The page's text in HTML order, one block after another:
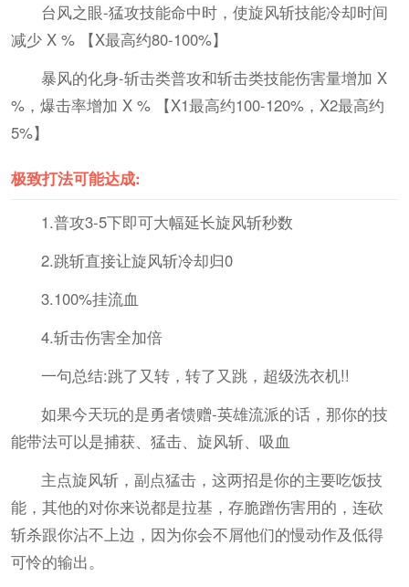
台风之眼-猛攻技能命中时，使旋风斩技能冷却时间
减少 X % 【X最高约80-100%】
暴风的化身-斩击类普攻和斩击类技能伤害量增加 X
%，爆击率增加 X % 【X1最高约100-120%，X2最高约
5%】
极致打法可能达成:
1.普攻3-5下即可大幅延长旋风斩秒数
2.跳斩直接让旋风斩冷却归0
3.100%挂流血
4.斩击伤害全加倍
一句总结:跳了又转，转了又跳，超级洗衣机!!
如果今天玩的是勇者馈赠-英雄流派的话，那你的技
能带法可以是捕获、猛击、旋风斩、吸血
主点旋风斩，副点猛击，这两招是你的主要吃饭技
能，其他的对你来说都是拉基，存脆蹭伤害用的，连砍
斩杀跟你沾不上边，因为你会不屑他们的慢动作及低得
可怜的输出。